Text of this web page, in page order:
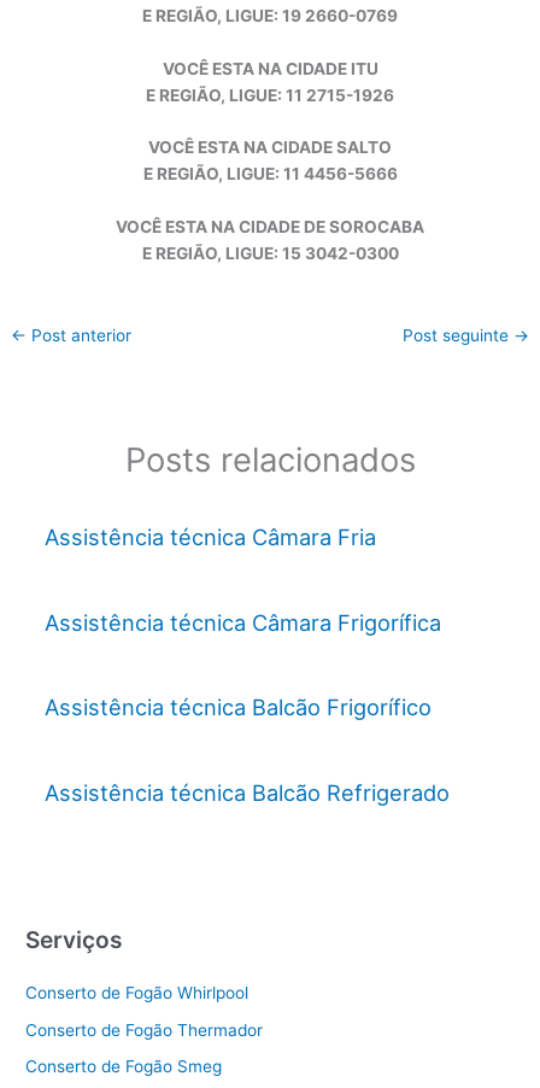
E REGIÃO, LIGUE: 19 2660-0769
VOCÊ ESTA NA CIDADE ITU
E REGIÃO, LIGUE: 11 2715-1926
VOCÊ ESTA NA CIDADE SALTO
E REGIÃO, LIGUE: 11 4456-5666
VOCÊ ESTA NA CIDADE DE SOROCABA
E REGIÃO, LIGUE: 15 3042-0300
← Post anterior Post seguinte →
Posts relacionados
Assistência técnica Câmara Fria
Assistência técnica Câmara Frigorífica
Assistência técnica Balcão Frigorífico
Assistência técnica Balcão Refrigerado
Serviços
Conserto de Fogão Whirlpool
Conserto de Fogão Thermador
Conserto de Fogão Smeg